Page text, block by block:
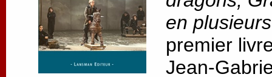
en
premier
Jean-